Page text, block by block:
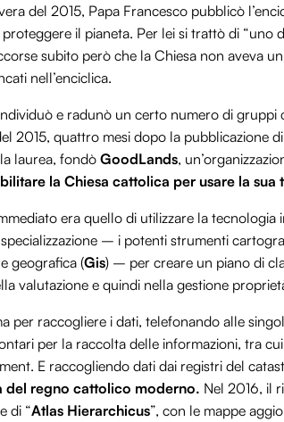
del 2015, Papa Francesco pubblicò
proteggere il pianeta. Per lei si trattò di “uno
subito però che la Chiesa non aveva
nell’enciclica.
e radunò un certo numero di gruppi
2015, quattro mesi dopo la pubblicazione
laurea, fondòGoodLands,
la Chiesa cattolica per usare la sua
era quello di utilizzare la
– i potenti strumenti
geografica (Gis) – per creare un piano di
valutazione e quindi nella gestione
per raccogliere i dati, telefonando alle
per la raccolta delle informazioni, tra
E raccogliendo dati dai registri del
del regno cattolico moderno. Nel 2016, il
di “Atlas Hierarchicus”, con le mappe